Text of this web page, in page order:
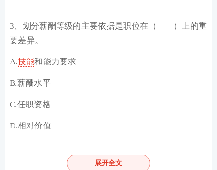
3、划分薪酬等级的主要依据是职位在（ ）上的重
要差异。
A.技能和能力要求
B.薪酬水平
C.任职资格
D.相对价值
展开全文